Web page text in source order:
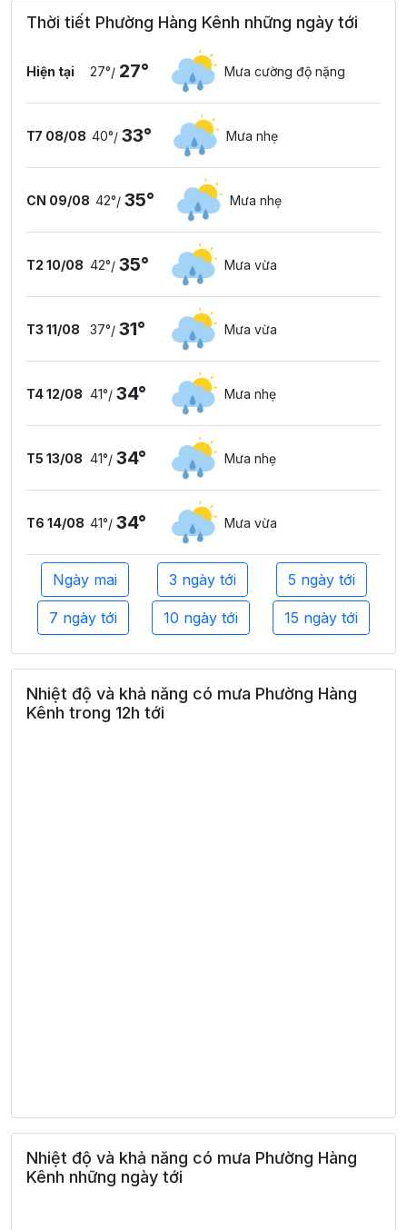
Thời tiết Phường Hàng Kênh những ngày tới
Hiện tại 27°/ 27° Mưa cường độ nặng
T7 08/08 40°/ 33° Mưa nhẹ
CN 09/08 42°/ 35° Mưa nhẹ
T2 10/08 42°/ 35° Mưa vừa
T3 11/08 37°/ 31° Mưa vừa
T4 12/08 41°/ 34° Mưa nhẹ
T5 13/08 41°/ 34° Mưa nhẹ
T6 14/08 41°/ 34° Mưa vừa
Ngày mai 3 ngày tới 5 ngày tới
7 ngày tới 10 ngày tới 15 ngày tới
Nhiệt độ và khả năng có mưa Phường Hàng
Kênh trong 12h tới
Nhiệt độ và khả năng có mưa Phường Hàng
Kênh những ngày tới